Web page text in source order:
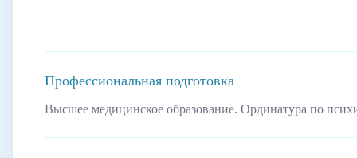
Профессиональная подготовка
Высшее медицинское образование. Ординатура по